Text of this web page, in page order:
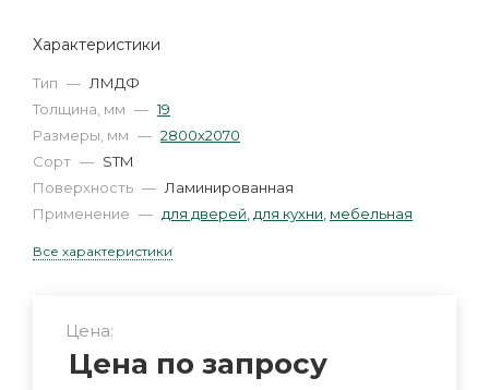
Характеристики
Тип — ЛМДФ
Толщина, мм — 19
Размеры, мм — 2800х2070
Сорт — STМ
Поверхность — Ламинированная
Применение — для дверей для кухни мебельная
Все характеристики
Цена:
Цена по запросу